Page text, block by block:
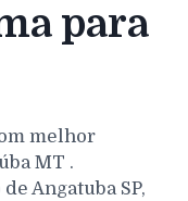
para
melhor
MT .
Angatuba SP,